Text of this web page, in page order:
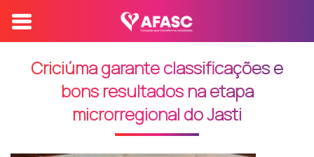
Criciúma garante classificações e
bons resultados na etapa
microrregional do Jasti